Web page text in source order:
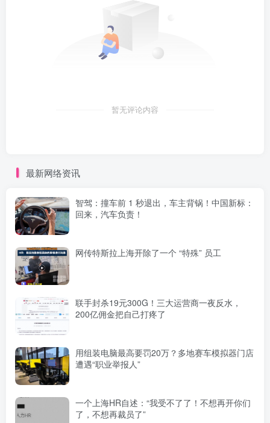
暂无评论内容
最新网络资讯
智驾：撞车前 1 秒退出，车主背锅！中国新标：
回来，汽车负责！
网传特斯拉上海开除了一个 “特殊” 员工
联手封杀19元300G！三大运营商一夜反水，
200亿佣金把自己打疼了
用组装电脑最高要罚20万？多地赛车模拟器门店
遭遇“职业举报人”
一个上海HR自述：“我受不了了！不想再开你们
了，不想再裁员了”